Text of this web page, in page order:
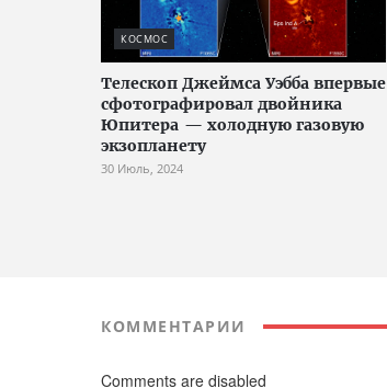
КОСМОС
Телескоп Джеймса Уэбба впервые
сфотографировал двойника
Юпитера — холодную газовую
экзопланету
30 Июль, 2024
КОММЕНТАРИИ
Comments are disabled